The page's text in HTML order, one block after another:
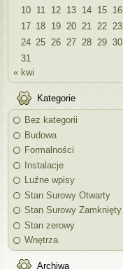
10 11 12 13 14 15 16
17 18 19 20 21 22 23
24 25 26 27 28 29 30
31
« kwi
Kategorie
Bez kategorii
Budowa
Formalności
Instalacje
Luźne wpisy
Stan Surowy Otwarty
Stan Surowy Zamknięty
Stan zerowy
Wnętrza
Archiwa